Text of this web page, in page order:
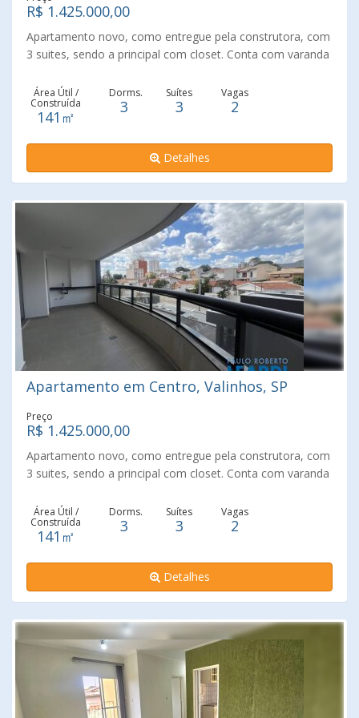
R$ 1.425.000,00
Apartamento novo, como entregue pela construtora, com
3 suites, sendo a principal com closet. Conta com varanda
Valinhos, uma das cidades com maior índice de qualidade
de vida e segurança do estado. LIving para 3 ambientes,
cozinha americana com entrada independente, despensa
e lavanderia. Condomínio diferenciado, moderno e com
estrutura completa para sua família!
Área Útil /
Construída
141㎡
Dorms.
3
Suítes
3
Vagas
2
Detalhes
Apartamento em Centro, Valinhos, SP
Preço
R$ 1.425.000,00
Apartamento novo, como entregue pela construtora, com
3 suites, sendo a principal com closet. Conta com varanda
Valinhos, uma das cidades com maior índice de qualidade
de vida e segurança do estado. LIving para 3 ambientes,
cozinha americana com entrada independente, despensa
e lavanderia. Condomínio diferenciado, moderno e com
estrutura completa para sua família!
Área Útil /
Construída
141㎡
Dorms.
3
Suítes
3
Vagas
2
Detalhes